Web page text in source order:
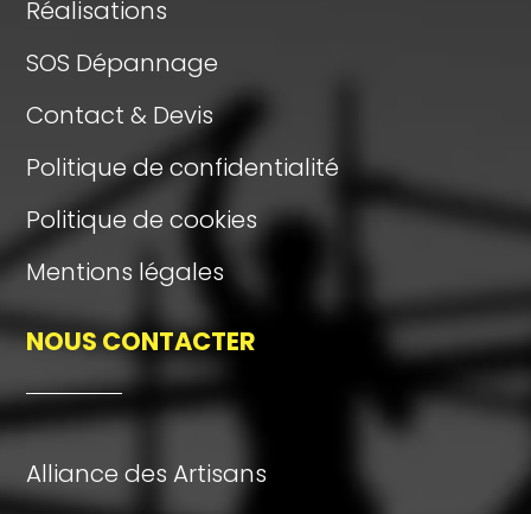
Réalisations
SOS Dépannage
Contact & Devis
Politique de confidentialité
Politique de cookies
Mentions légales
NOUS CONTACTER
Alliance des Artisans